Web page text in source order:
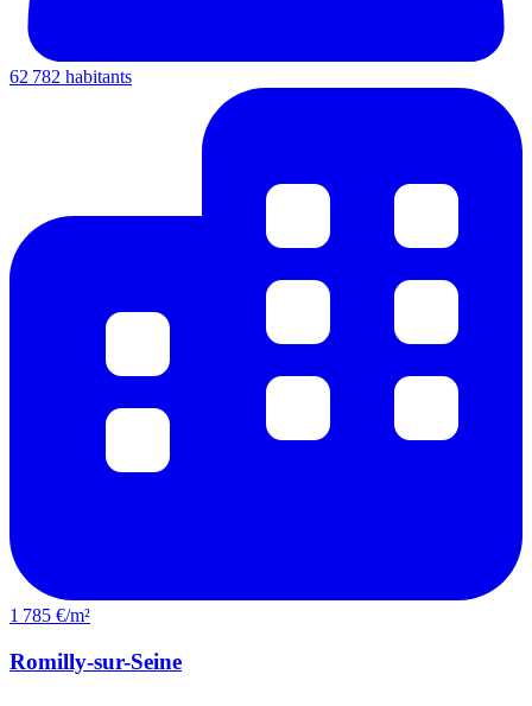
62 782 habitants
1 785 €/m²
Romilly-sur-Seine